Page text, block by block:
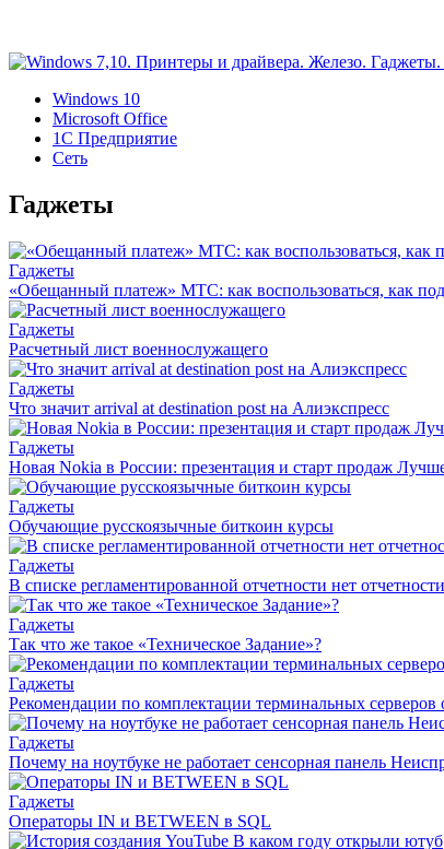
Windows 10
Microsoft Office
1C Предприятие
Сеть
Гаджеты
Гаджеты
«Обещанный платеж» МТС: как воспользоваться, как
Гаджеты
Расчетный лист военнослужащего
Гаджеты
Что значит arrival at destination post на Алиэкспресс
Гаджеты
Новая Nokia в России: презентация и старт продаж
Гаджеты
Обучающие русскоязычные биткоин курсы
Гаджеты
В списке регламентированной отчетности нет
Гаджеты
Так что же такое «Техническое Задание»?
Гаджеты
Рекомендации по комплектации терминальных
Гаджеты
Почему на ноутбуке не работает сенсорная панель
Гаджеты
Операторы IN и BETWEEN в SQL